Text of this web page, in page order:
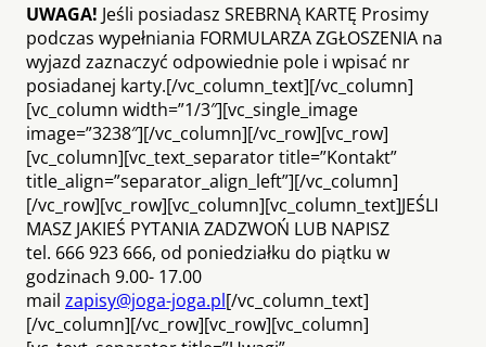
UWAGA! Jeśli posiadasz SREBRNĄ KARTĘ Prosimy
podczas wypełniania FORMULARZA ZGŁOSZENIA na
wyjazd zaznaczyć odpowiednie pole i wpisać nr
posiadanej karty.[/vc_column_text][/vc_column]
[vc_column width=”1/3″][vc_single_image
image=”3238″][/vc_column][/vc_row][vc_row]
[vc_column][vc_text_separator title=”Kontakt”
title_align=”separator_align_left”][/vc_column]
[/vc_row][vc_row][vc_column][vc_column_text]JEŚLI
MASZ JAKIEŚ PYTANIA ZADZWOŃ LUB NAPISZ
tel. 666 923 666, od poniedziałku do piątku w
godzinach 9.00- 17.00
mail zapisy@joga-joga.pl[/vc_column_text]
[/vc_column][/vc_row][vc_row][vc_column]